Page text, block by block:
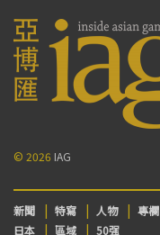
© 2026 IAG
新聞 特寫 人物 專欄
日本
區域 50强